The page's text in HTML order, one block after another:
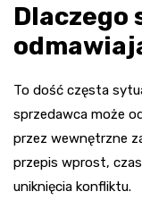
Dlaczego
To dość częsta
sprzedawca może
przez wewnętrzne
przepis wprost,
uniknięcia konfliktu.